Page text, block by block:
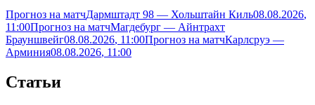
Прогноз на матчДармштадт 98 — Хольштайн Киль08.08.2026,
11:00Прогноз на матчМагдебург — Айнтрахт
Брауншвейг08.08.2026, 11:00Прогноз на матчКарлсруэ —
Арминия08.08.2026, 11:00
Статьи